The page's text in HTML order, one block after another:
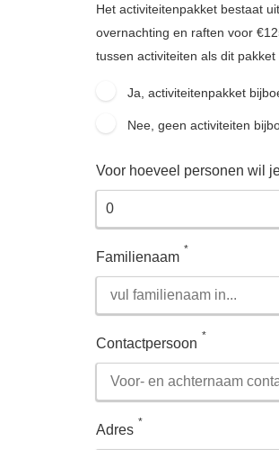
Het activiteitenpakket bestaat
overnachting en raften voor
tussen activiteiten als dit pakket
Ja, activiteitenpakket
Nee, geen activiteiten
Voor hoeveel personen wil
Familienaam *
Contactpersoon *
Adres *